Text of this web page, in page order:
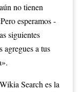
no tienen
esperamos -
siguientes
agregues a tus
Search es la